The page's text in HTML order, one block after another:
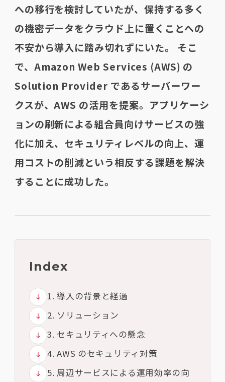
への移行を検討していたが、保持する多く
の機密データをクラウド上に置くことへの
不安から導入に踏み切れずにいた。 そこ
で、Amazon Web Services (AWS) の
Solution Provider であるサーバーワー
クスが、AWS の活用を提案。アプリケーシ
ョンの刷新による組合員向けサービスの強
化に加え、セキュリティレベルの向上、運
用コストの削減という相反する課題を解決
することに成功した。
Index
1. 導入の背景と経過
2. ソリューション
3. セキュリティへの懸念
4. AWS のセキュリティ対策
5. 周辺サービスによる運用効率の向